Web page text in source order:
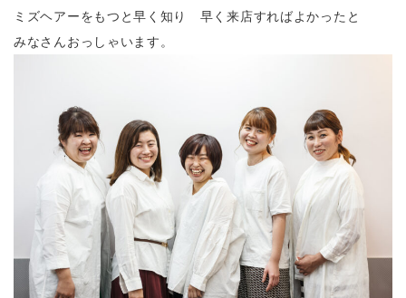
ミズヘアーをもつと早く知り 早く来店すればよかったと
みなさんおっしゃいます。